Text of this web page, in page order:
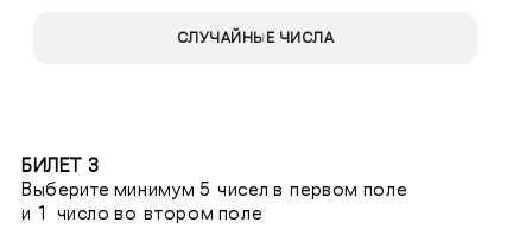
СЛУЧАЙНЫЕ ЧИСЛА
БИЛЕТ 3
Выберите минимум 5 чисел в первом поле
и 1 число во втором поле